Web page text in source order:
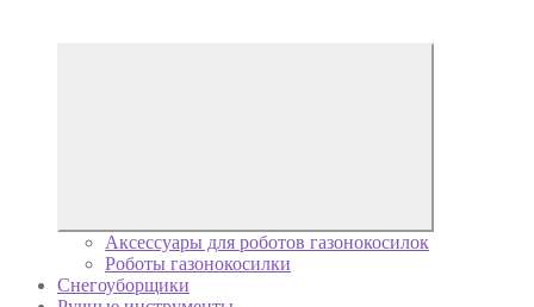
Аксессуары для роботов газонокосилок
Роботы газонокосилки
Снегоуборщики